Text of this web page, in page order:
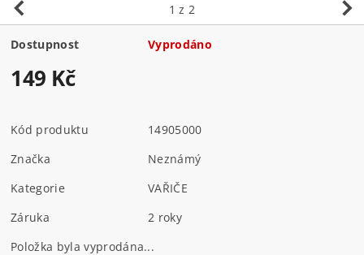
1 z 2
Dostupnost Vyprodáno
149 Kč
Kód produktu
14905000
Značka
Neznámý
Kategorie
VAŘIČE
Záruka
2 roky
Položka byla vyprodána...